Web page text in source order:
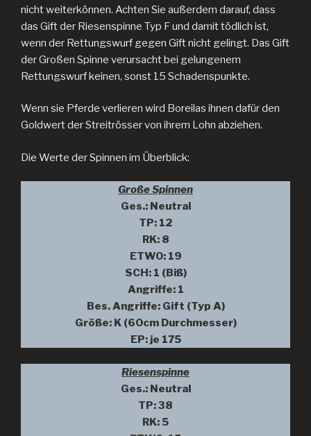
nicht weiterkönnen. Achten Sie außerdem darauf, dass
das Gift der Riesenspinne Typ F und damit tödlich ist,
wenn der Rettungswurf gegen Gift nicht gelingt. Das Gift
der Großen Spinne verursacht bei gelungenem
Rettungswurf keinen, sonst 15 Schadenspunkte.
Wenn sie Pferde verlieren wird Boreilas ihnen dafür den
Goldwert der Streitrösser von ihrem Lohn abziehen.
Die Werte der Spinnen im Überblick:
Große Spinnen
Ges.: Neutral
TP: 12
RK: 8
ETW0: 19
SCH: 1 (Biß)
Angriffe: 1
Bes. Angriffe: Gift (Typ A)
Größe: K (60cm Durchmesser)
EP: je 175
Riesenspinne
Ges.: Neutral
TP: 38
RK: 5